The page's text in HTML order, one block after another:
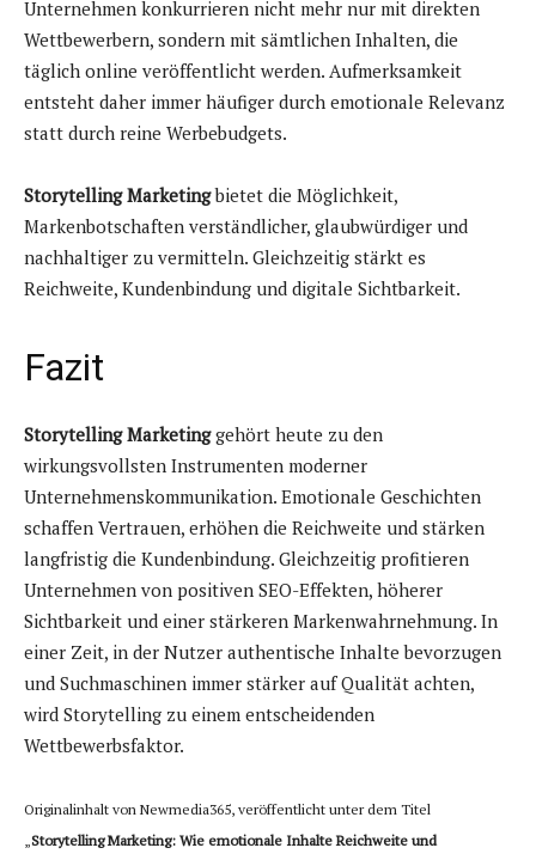
Unternehmen konkurrieren nicht mehr nur mit direkten
Wettbewerbern, sondern mit sämtlichen Inhalten, die
täglich online veröffentlicht werden. Aufmerksamkeit
entsteht daher immer häufiger durch emotionale Relevanz
statt durch reine Werbebudgets.
Storytelling Marketingbietet die Möglichkeit,
Markenbotschaften verständlicher, glaubwürdiger und
nachhaltiger zu vermitteln. Gleichzeitig stärkt es
Reichweite, Kundenbindung und digitale Sichtbarkeit.
Fazit
Storytelling Marketinggehört heute zu den
wirkungsvollsten Instrumenten moderner
Unternehmenskommunikation. Emotionale Geschichten
schaffen Vertrauen, erhöhen die Reichweite und stärken
langfristig die Kundenbindung. Gleichzeitig profitieren
Unternehmen von positiven SEO-Effekten, höherer
Sichtbarkeit und einer stärkeren Markenwahrnehmung. In
einer Zeit, in der Nutzer authentische Inhalte bevorzugen
und Suchmaschinen immer stärker auf Qualität achten,
wird Storytelling zu einem entscheidenden
Wettbewerbsfaktor.
Originalinhalt von Newmedia365, veröffentlicht unter dem Titel
„Storytelling Marketing: Wie emotionale Inhalte Reichweite und